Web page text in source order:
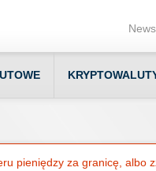
pieniędzy za granicę, albo